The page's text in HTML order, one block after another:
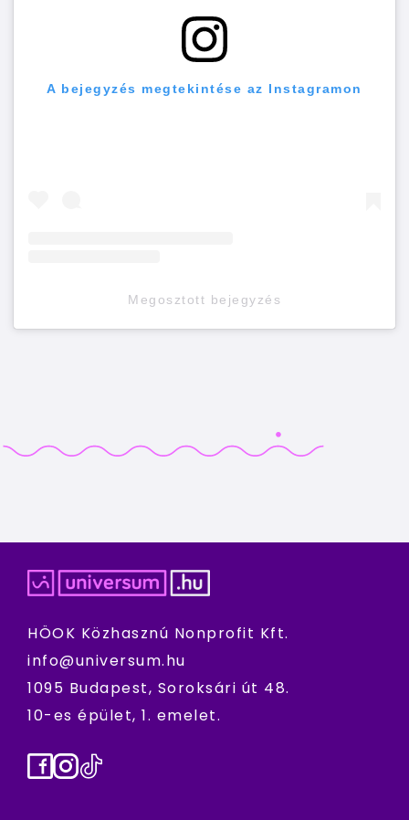
A bejegyzés megtekintése az Instagramon
Megosztott bejegyzés
HÖOK Közhasznú Nonprofit Kft.
info@universum.hu
1095 Budapest, Soroksári út 48.
10-es épület, 1. emelet.
Facebook
Instagram
TikTok